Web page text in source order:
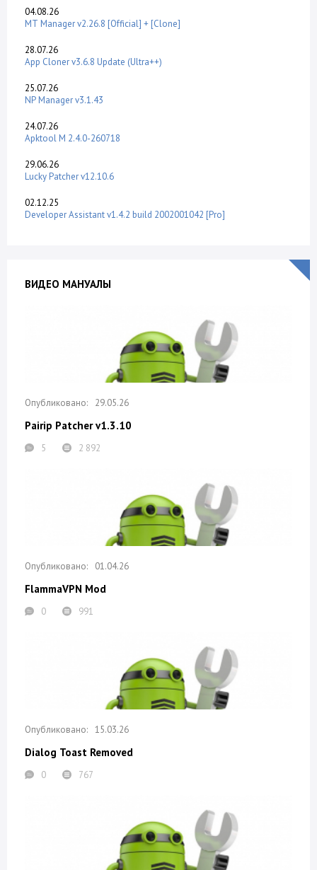
04.08.26
MT Manager v2.26.8 [Official] + [Clone]
28.07.26
App Cloner v3.6.8 Update (Ultra++)
25.07.26
NP Manager v3.1.43
24.07.26
Apktool M 2.4.0-260718
29.06.26
Lucky Patcher v12.10.6
02.12.25
Developer Assistant v1.4.2 build 2002001042 [Pro]
ВИДЕО МАНУАЛЫ
29.05.26
Pairip Patcher v1.3.10
5 2 892
01.04.26
FlammaVPN Mod
0 991
15.03.26
Dialog Toast Removed
0 767